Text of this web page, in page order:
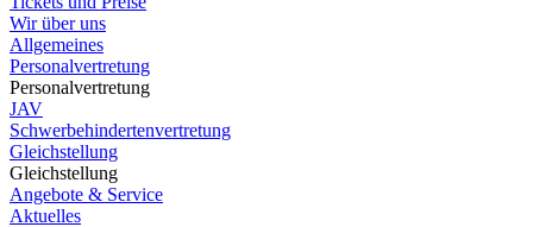
Wir über uns
Allgemeines
Personalvertretung
Personalvertretung
JAV
Schwerbehindertenvertretung
Gleichstellung
Gleichstellung
Angebote & Service
Aktuelles